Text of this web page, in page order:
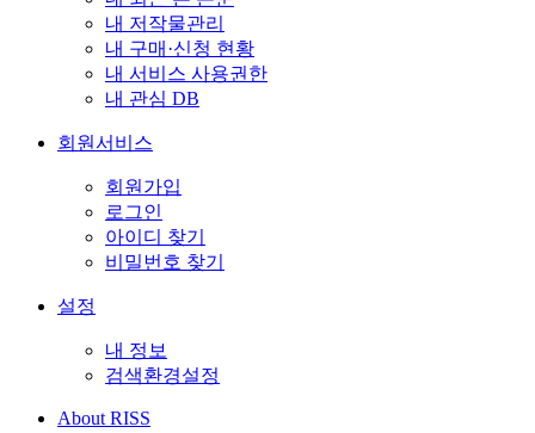
내 저작물관리
내 구매·신청 현황
내 서비스 사용권한
내 관심 DB
회원서비스
회원가입
로그인
아이디 찾기
비밀번호 찾기
설정
내 정보
검색환경설정
About RISS